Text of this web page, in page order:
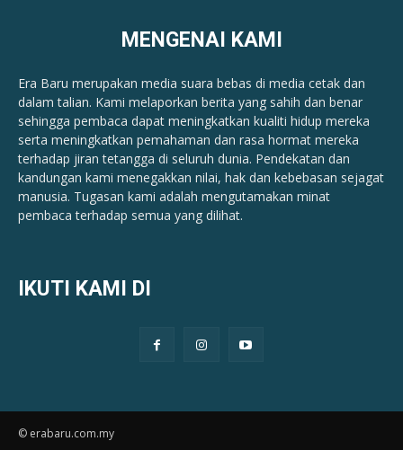
MENGENAI KAMI
Era Baru merupakan media suara bebas di media cetak dan
dalam talian. Kami melaporkan berita yang sahih dan benar ​​
sehingga pembaca dapat meningkatkan kualiti hidup mereka
serta meningkatkan pemahaman dan rasa hormat mereka
terhadap jiran tetangga di seluruh dunia. Pendekatan dan
kandungan kami menegakkan nilai, hak dan kebebasan sejagat
manusia. Tugasan kami adalah mengutamakan minat
pembaca terhadap semua yang dilihat.
IKUTI KAMI DI
© erabaru.com.my